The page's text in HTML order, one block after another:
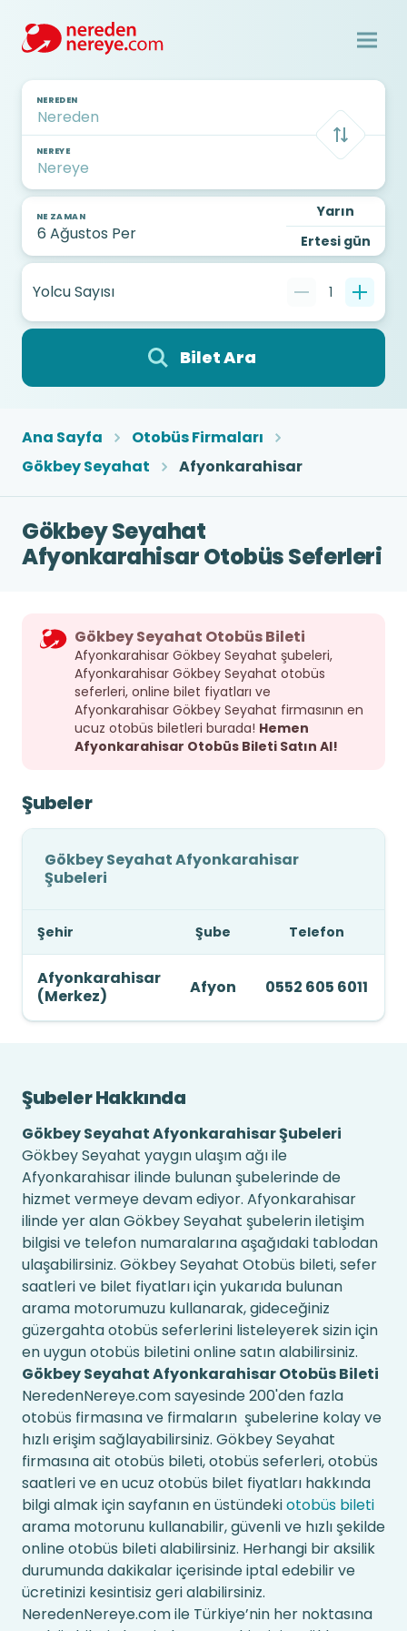
NEREDEN
NEREYE
NE ZAMAN
Yarın
Ertesi gün
Yolcu Sayısı 1
Bilet Ara
Ana Sayfa
Otobüs Firmaları
Gökbey Seyahat
Afyonkarahisar
Gökbey Seyahat
Afyonkarahisar Otobüs Seferleri
Gökbey Seyahat Otobüs Bileti
Afyonkarahisar Gökbey Seyahat şubeleri,
Afyonkarahisar Gökbey Seyahat otobüs
seferleri, online bilet fiyatları ve
Afyonkarahisar Gökbey Seyahat firmasının en
ucuz otobüs biletleri burada! Hemen
Afyonkarahisar Otobüs Bileti Satın Al!
Şubeler
Gökbey Seyahat Afyonkarahisar
Şubeleri
Şehir Şube Telefon
Afyonkarahisar
(Merkez)
Afyon 0552 605 6011
Şubeler Hakkında
Gökbey Seyahat Afyonkarahisar Şubeleri
Gökbey Seyahat yaygın ulaşım ağı ile
Afyonkarahisar ilinde bulunan şubelerinde de
hizmet vermeye devam ediyor. Afyonkarahisar
ilinde yer alan Gökbey Seyahat şubelerin iletişim
bilgisi ve telefon numaralarına aşağıdaki tablodan
ulaşabilirsiniz. Gökbey Seyahat Otobüs bileti, sefer
saatleri ve bilet fiyatları için yukarıda bulunan
arama motorumuzu kullanarak, gideceğiniz
güzergahta otobüs seferlerini listeleyerek sizin için
en uygun otobüs biletini online satın alabilirsiniz.
Gökbey Seyahat Afyonkarahisar Otobüs Bileti
NeredenNereye.com sayesinde 200'den fazla
otobüs firmasına ve firmaların şubelerine kolay ve
hızlı erişim sağlayabilirsiniz. Gökbey Seyahat
firmasına ait otobüs bileti, otobüs seferleri, otobüs
saatleri ve en ucuz otobüs bilet fiyatları hakkında
bilgi almak için sayfanın en üstündekiotobüs bileti
arama motorunu kullanabilir, güvenli ve hızlı şekilde
online otobüs bileti alabilirsiniz. Herhangi bir aksilik
durumunda dakikalar içerisinde iptal edebilir ve
ücretinizi kesintisiz geri alabilirsiniz.
NeredenNereye.com ile Türkiye’nin her noktasına